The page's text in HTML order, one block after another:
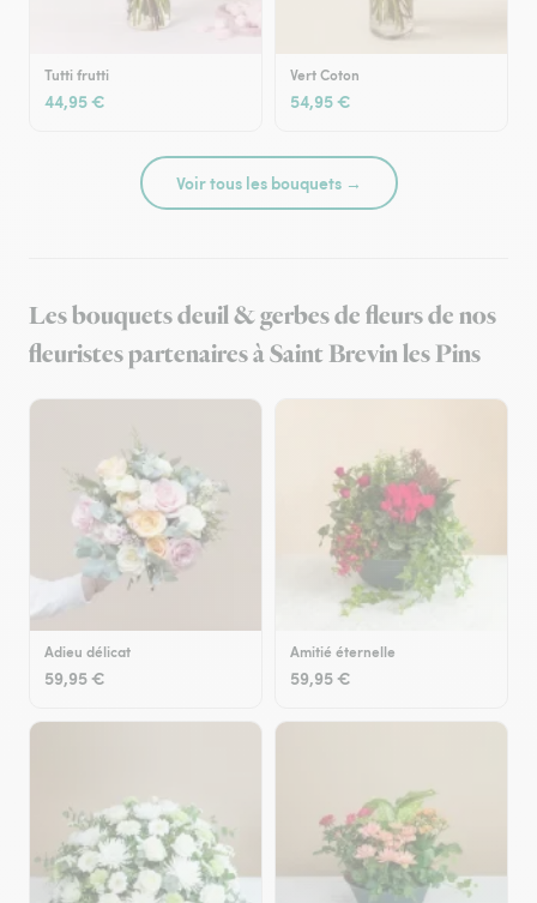
Tutti frutti
44,95 €
Vert Coton
54,95 €
Voir tous les bouquets →
Les bouquets deuil & gerbes de fleurs de nos
fleuristes partenaires à Saint Brevin les Pins
Adieu délicat
59,95 €
Amitié éternelle
59,95 €